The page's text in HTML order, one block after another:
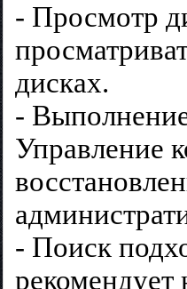
- Просмотр
дисках.
-
Управление
- Поиск
рекомендует